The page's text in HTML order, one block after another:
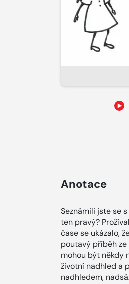
Anotace
Seznámili jste se
ten pravý?
čase se ukázalo,
poutavý příběh ze
mohou být někdy
životní nadhled a
nadhledem,